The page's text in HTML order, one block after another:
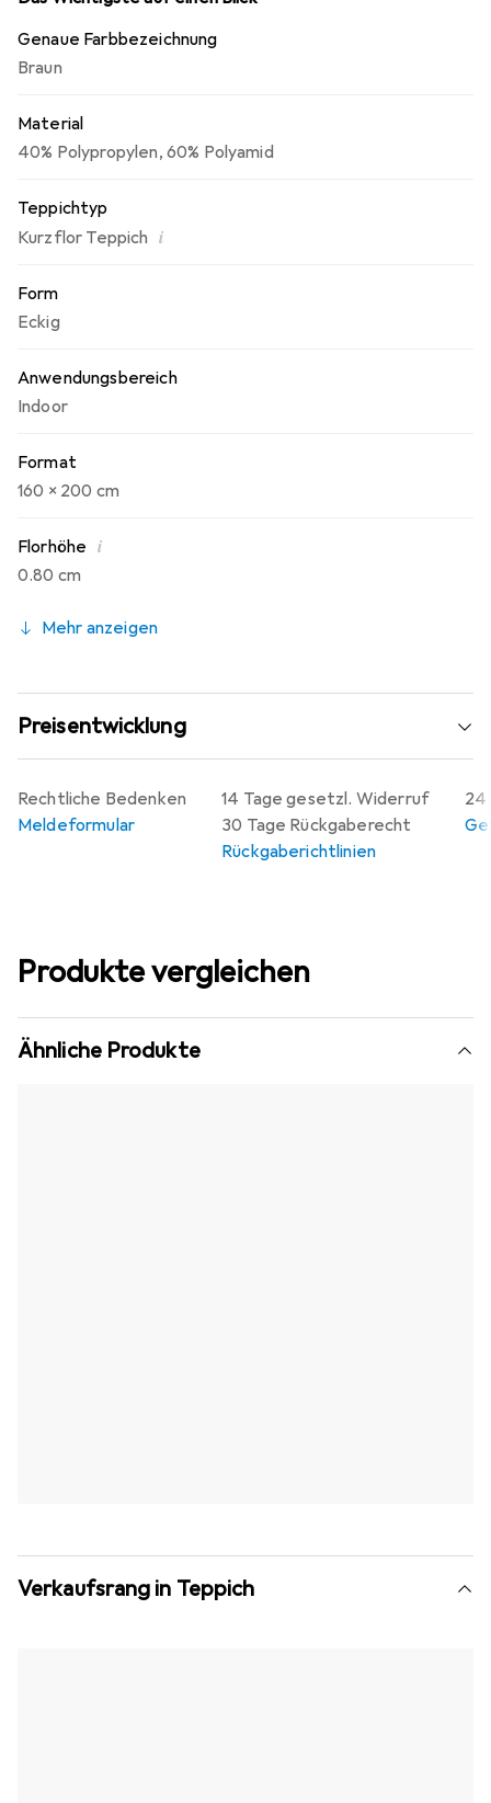
Genaue Farbbezeichnung
Braun
Material
40% Polypropylen, 60% Polyamid
Teppichtyp
Kurzflor Teppich i
Form
Eckig
Anwendungsbereich
Indoor
Format
160 x 200 cm
Florhöhe i
0.80 cm
Mehr anzeigen
Preisentwicklung
14 Tage gesetzl. Widerruf
30 Tage Rückgaberecht
Rückgaberichtlinien
24
Rechtliche Bedenken
Meldeformular
Produkte vergleichen
Ähnliche Produkte
Verkaufsrang in Teppich